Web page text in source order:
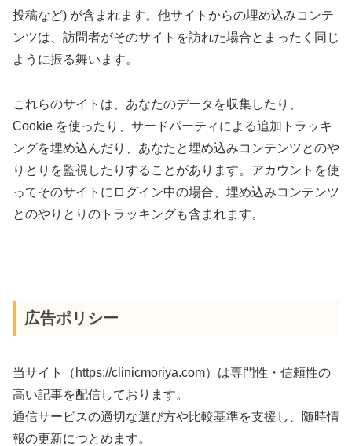
投稿など) が含まれます。他サイトからの埋め込みコンテ
ンツは、訪問者がそのサイトを訪れた場合とまったく同じ
ように振る舞います。
これらのサイトは、あなたのデータを収集したり、
Cookie を使ったり、サードパーティによる追加トラッキ
ングを埋め込んだり、あなたと埋め込みコンテンツとのや
りとりを監視したりすることがあります。アカウントを使
ってそのサイトにログイン中の場合、埋め込みコンテンツ
とのやりとりのトラッキングも含まれます。
広告ポリシー
当サイト（https://clinicmoriya.com）は専門性・信頼性の
高い記事を配信しております。
通信サービスの適切な選び方や比較基準を支援し、随時情
報の更新につとめます。